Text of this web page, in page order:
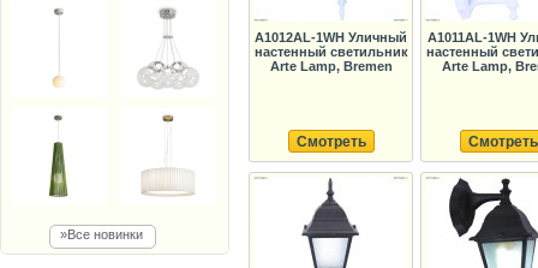
»Все новинки
A1012AL-1WH Уличный
настенный светильник
Arte Lamp, Bremen
Смотреть
A1011AL-1WH
настенный
Arte Lamp,
Смотреть